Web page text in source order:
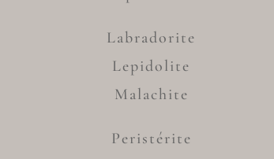
Labradorite
Lepidolite
Malachite
Peristérite